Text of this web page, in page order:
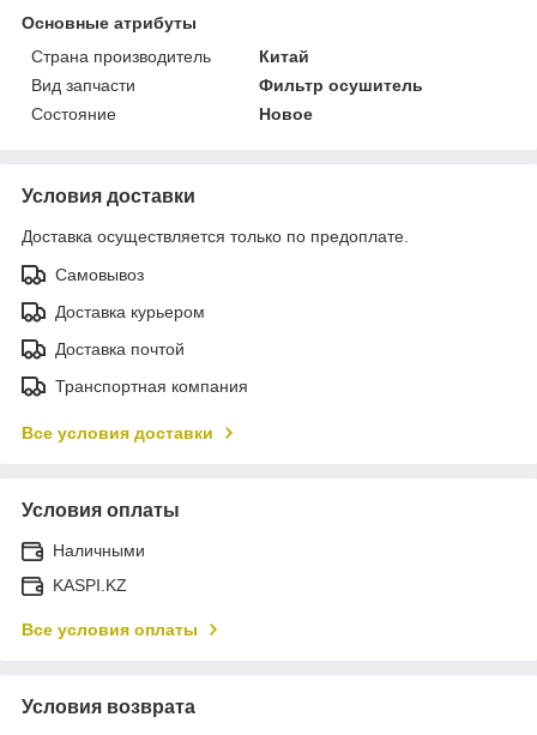
Основные атрибуты
Страна производитель
Китай
Вид запчасти
Фильтр осушитель
Состояние
Новое
Условия доставки
Доставка осуществляется только по предоплате.
Самовывоз
Доставка курьером
Доставка почтой
Транспортная компания
Все условия доставки
Условия оплаты
Наличными
KASPI.KZ
Все условия оплаты
Условия возврата